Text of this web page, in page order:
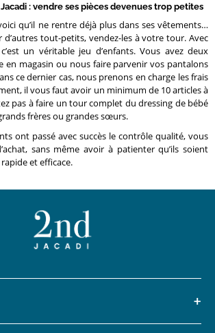
: vendre ses pièces devenues trop petites
qu’il ne rentre déjà plus dans ses vêtements…
tout-petits, vendez-les à votre tour. Avec
un véritable jeu d’enfants. Vous avez deux
en magasin ou nous faire parvenir vos pantalons
ce dernier cas, nous prenons en charge les frais
il vous faut avoir un minimum de 10 articles à
pas à faire un tour complet du dressing de bébé
frères ou grandes sœurs.
ont passé avec succès le contrôle qualité, vous
sans même avoir à patienter qu’ils soient
rapide et efficace.
+